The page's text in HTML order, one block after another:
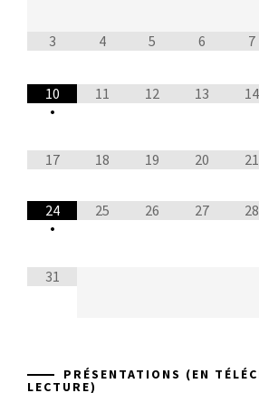
3 4 5 6 7
10
•
11 12 13 14
17 18 19 20 21
24
•
25 26 27 28
31
PRÉSENTATIONS (EN
LECTURE)